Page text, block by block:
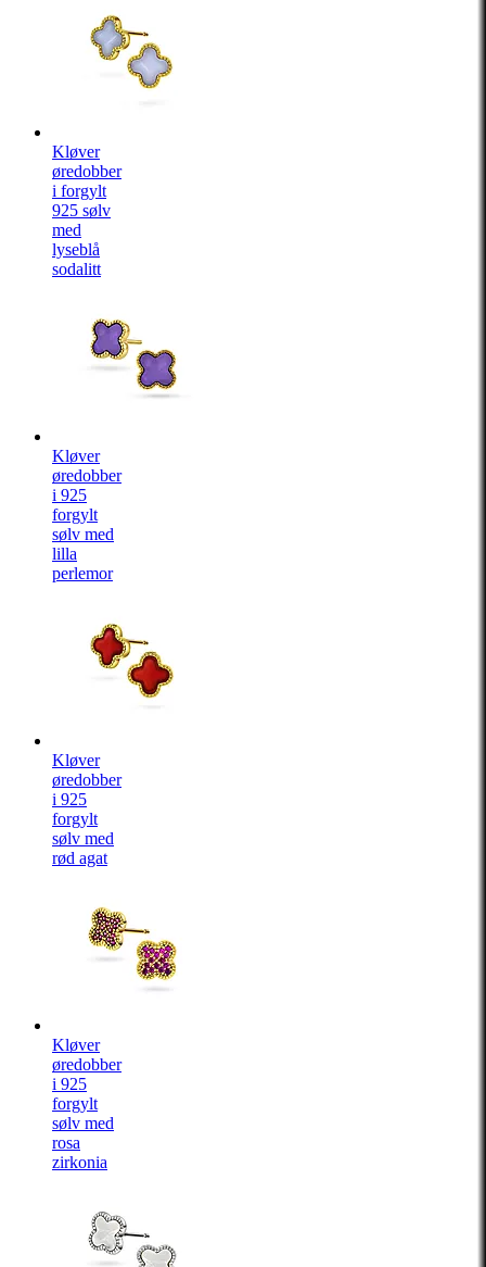
Kløver
øredobber
i forgylt
925 sølv
med
lyseblå
sodalitt
Kløver
øredobber
i 925
forgylt
sølv med
lilla
perlemor
Kløver
øredobber
i 925
forgylt
sølv med
rød agat
Kløver
øredobber
i 925
forgylt
sølv med
rosa
zirkonia